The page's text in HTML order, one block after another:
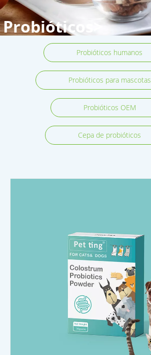
Probióticos>
Probióticos humanos
Probióticos para mascotas
Probióticos OEM
Cepa de probióticos